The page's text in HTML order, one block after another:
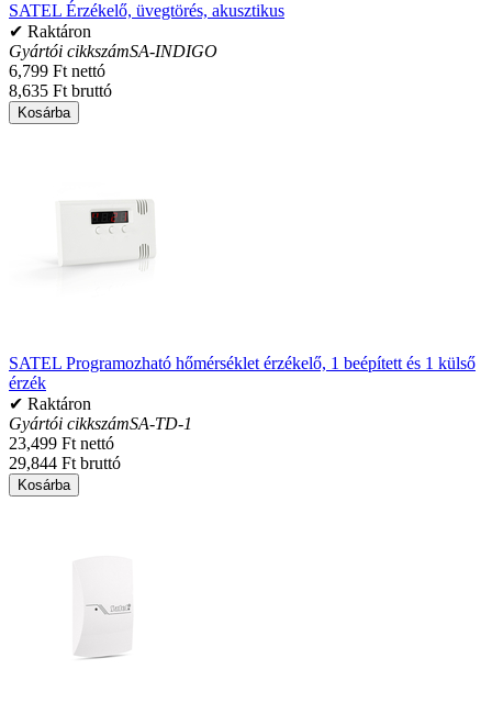
SATEL Érzékelő, üvegtörés, akusztikus
✔ Raktáron
Gyártói cikkszámSA-INDIGO
6,799 Ft nettó
8,635 Ft bruttó
Kosárba
SATEL Programozható hőmérséklet érzékelő, 1 beépített és 1 külső
érzék
✔ Raktáron
Gyártói cikkszámSA-TD-1
23,499 Ft nettó
29,844 Ft bruttó
Kosárba